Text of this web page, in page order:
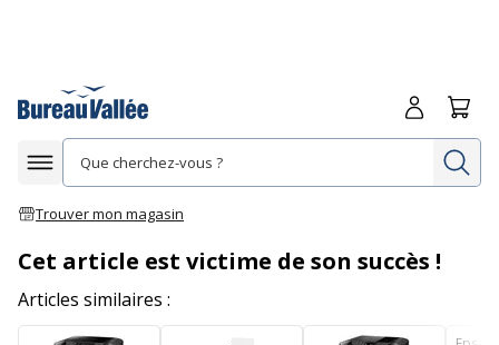
Afficher la navigation
Trouver mon magasin
Me
Cet article est victime de son succès !
Articles similaires :